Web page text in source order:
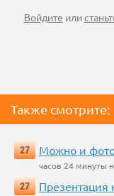
Войдите или
Также смотрите:
27 Можно и
часов 24 минуты
27
Презентация